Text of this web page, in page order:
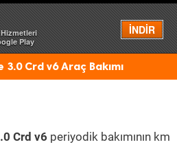
Play
İNDİR
Menü
Crd v6 Araç Bakımı
Crd v6 periyodik bakımının km